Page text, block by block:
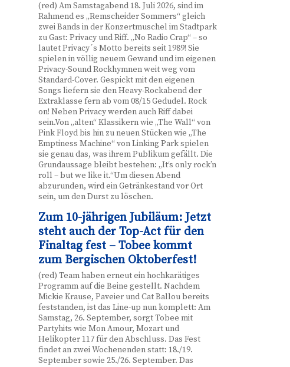
(red) Am Samstagabend 18. Juli 2026, sind im
Rahmend es „Remscheider Sommers“ gleich
zwei Bands in der Konzertmuschel im Stadtpark
zu Gast: Privacy und Riff. „No Radio Crap“ – so
lautet Privacy´s Motto bereits seit 1989! Sie
spielen in völlig neuem Gewand und im eigenen
Privacy-Sound Rockhymnen weit weg vom
Standard-Cover. Gespickt mit den eigenen
Songs liefern sie den Heavy-Rockabend der
Extraklasse fern ab vom 08/15 Gedudel. Rock
on! Neben Privacy werden auch Riff dabei
sein.Von „alten“ Klassikern wie „The Wall“ von
Pink Floyd bis hin zu neuen Stücken wie „The
Emptiness Machine“ von Linking Park spielen
sie genau das, was ihrem Publikum gefällt. Die
Grundaussage bleibt bestehen: „It‘s only rock’n
roll – but we like it.“Um diesen Abend
abzurunden, wird ein Getränkestand vor Ort
sein, um den Durst zu löschen.
Zum 10-jährigen Jubiläum: Jetzt
steht auch der Top-Act für den
Finaltag fest – Tobee kommt
zum Bergischen Oktoberfest!
(red) Team haben erneut ein hochkarätiges
Programm auf die Beine gestellt. Nachdem
Mickie Krause, Paveier und Cat Ballou bereits
feststanden, ist das Line-up nun komplett: Am
Samstag, 26. September, sorgt Tobee mit
Partyhits wie Mon Amour, Mozart und
Helikopter 117 für den Abschluss. Das Fest
findet an zwei Wochenenden statt: 18./19.
September sowie 25./26. September. Das